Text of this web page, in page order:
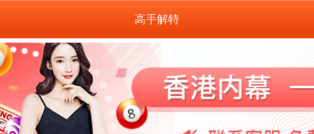
高手解特